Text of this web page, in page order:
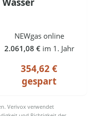
Wasser
NEWgas online
2.061,08 € im 1. Jahr
354,62 €
gespart
Verivox verwendet